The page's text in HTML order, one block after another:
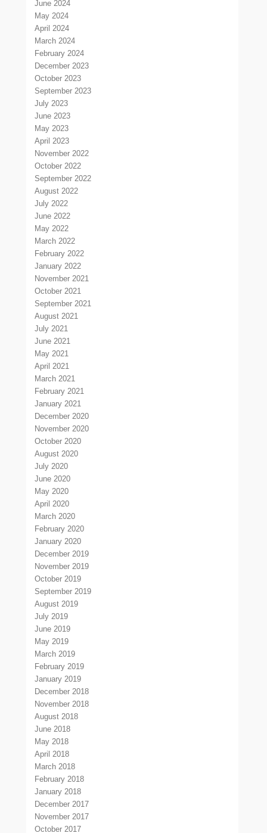
June 2024
May 2024
April 2024
March 2024
February 2024
December 2023
October 2023
September 2023
July 2023
June 2023
May 2023
April 2023
November 2022
October 2022
September 2022
August 2022
July 2022
June 2022
May 2022
March 2022
February 2022
January 2022
November 2021
October 2021
September 2021
August 2021
July 2021
June 2021
May 2021
April 2021
March 2021
February 2021
January 2021
December 2020
November 2020
October 2020
August 2020
July 2020
June 2020
May 2020
April 2020
March 2020
February 2020
January 2020
December 2019
November 2019
October 2019
September 2019
August 2019
July 2019
June 2019
May 2019
March 2019
February 2019
January 2019
December 2018
November 2018
August 2018
June 2018
May 2018
April 2018
March 2018
February 2018
January 2018
December 2017
November 2017
October 2017